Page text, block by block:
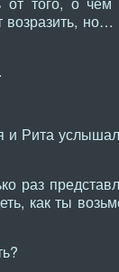
возразить,
и Рита
раз
как ты